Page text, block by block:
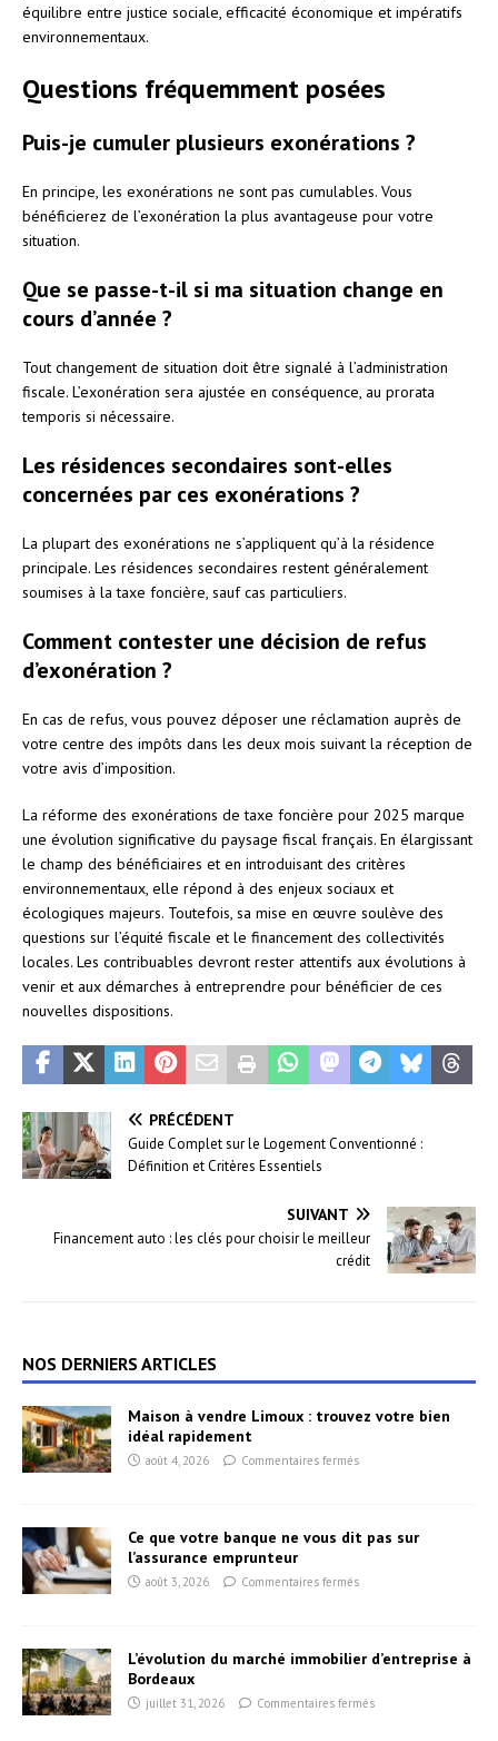
équilibre entre justice sociale, efficacité économique et impératifs
environnementaux.
Questions fréquemment posées
Puis-je cumuler plusieurs exonérations ?
En principe, les exonérations ne sont pas cumulables. Vous
bénéficierez de l’exonération la plus avantageuse pour votre
situation.
Que se passe-t-il si ma situation change en
cours d’année ?
Tout changement de situation doit être signalé à l’administration
fiscale. L’exonération sera ajustée en conséquence, au prorata
temporis si nécessaire.
Les résidences secondaires sont-elles
concernées par ces exonérations ?
La plupart des exonérations ne s’appliquent qu’à la résidence
principale. Les résidences secondaires restent généralement
soumises à la taxe foncière, sauf cas particuliers.
Comment contester une décision de refus
d’exonération ?
En cas de refus, vous pouvez déposer une réclamation auprès de
votre centre des impôts dans les deux mois suivant la réception de
votre avis d’imposition.
La réforme des exonérations de taxe foncière pour 2025 marque
une évolution significative du paysage fiscal français. En élargissant
le champ des bénéficiaires et en introduisant des critères
environnementaux, elle répond à des enjeux sociaux et
écologiques majeurs. Toutefois, sa mise en œuvre soulève des
questions sur l’équité fiscale et le financement des collectivités
locales. Les contribuables devront rester attentifs aux évolutions à
venir et aux démarches à entreprendre pour bénéficier de ces
nouvelles dispositions.
PRÉCÉDENT
Guide Complet sur le Logement Conventionné :
Définition et Critères Essentiels
SUIVANT
Financement auto : les clés pour choisir le meilleur
crédit
NOS DERNIERS ARTICLES
Maison à vendre Limoux : trouvez votre bien
idéal rapidement
août 4, 2026 Commentaires fermés
Ce que votre banque ne vous dit pas sur
l’assurance emprunteur
août 3, 2026 Commentaires fermés
L’évolution du marché immobilier d’entreprise à
Bordeaux
juillet 31, 2026 Commentaires fermés